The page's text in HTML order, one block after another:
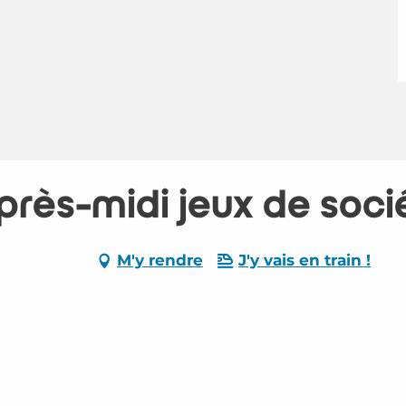
midi jeux de
M'y rendre J'y vais en train !